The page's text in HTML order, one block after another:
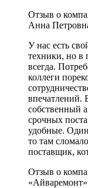
Отзыв о
Анна
У нас есть
техники, но в
всегда.
коллеги
впечатлений.
собственный
срочных
удобные. Один
то там
поставщик,
Отзыв о
«Айваремонт»